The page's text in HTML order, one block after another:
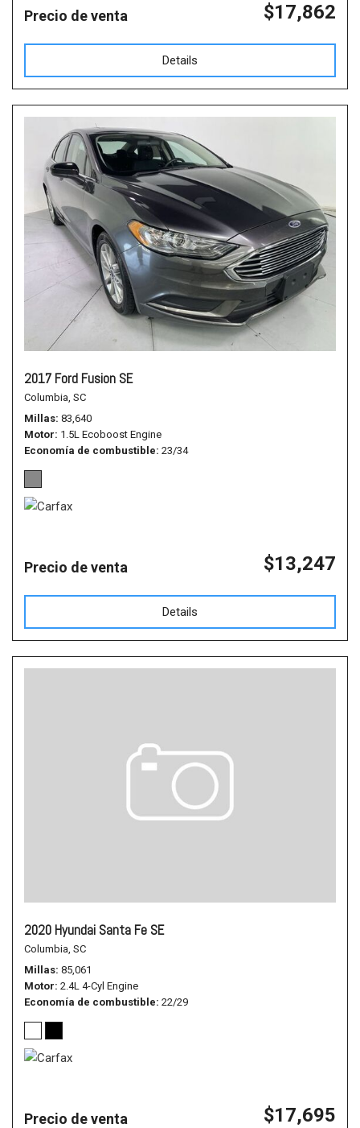
Precio de venta $17,862
Details
2017 Ford Fusion SE
Columbia, SC
Millas 83,640
Motor 1.5L Ecoboost Engine
Economía de combustible 23/34
Precio de venta $13,247
Details
2020 Hyundai Santa Fe SE
Columbia, SC
Millas 85,061
Motor 2.4L 4-Cyl Engine
Economía de combustible 22/29
Precio de venta $17,695